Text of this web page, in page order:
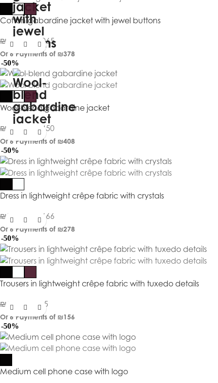
Cotton gabardine jacket with jewel buttons
₪ 4,530 2,265
Or 6 Payments of ₪378
-50%
Wool-blend gabardine jacket
₪ 4,899 2,450
Or 6 Payments of ₪408
-50%
Dress in lightweight crêpe fabric with crystals
₪3,332 1,666
Or 6 Payments of ₪278
-50%
Trousers in lightweight crêpe fabric with tuxedo details
₪1,870 935
Or 6 Payments of ₪156
-50%
Medium cell phone case with logo